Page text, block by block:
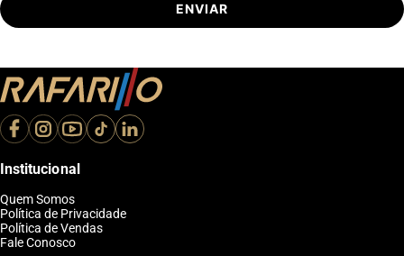
ENVIAR
Institucional
Quem Somos
Política de Privacidade
Política de Vendas
Fale Conosco